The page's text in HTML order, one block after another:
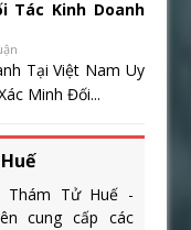
Tác Kinh Doanh
Tại Việt Nam Uy
Minh Đối...
Thám Tử Huế -
cung cấp các